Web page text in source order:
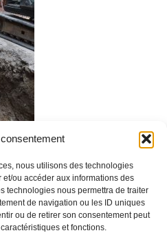
nous utilisons des technologies
ou accéder aux informations des
technologies nous permettra de traiter
de navigation ou les ID uniques
ou de retirer son consentement peut
et fonctions.
• Construit avecGeneratePress